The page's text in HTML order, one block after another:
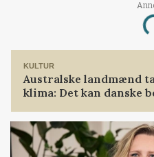
KULTUR
Australske landmænd
klima: Det kan danske